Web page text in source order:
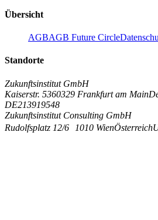
Übersicht
AGBAGB Future Circle
Standorte
Zukunftsinstitut GmbH
Kaiserstr. 5360329 Frankfurt am Main
DE213919548
Zukunftsinstitut Consulting GmbH
Rudolfsplatz 12/6
1010 WienÖsterreich